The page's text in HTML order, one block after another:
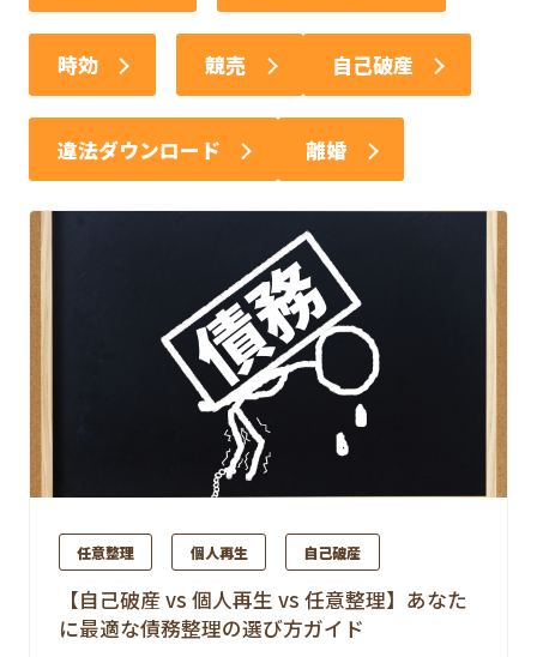
時効 競売 自己破産
違法ダウンロード 離婚
任意整理 個人再生 自己破産
【自己破産 vs 個人再生 vs 任意整理】あなた
に最適な債務整理の選び方ガイド